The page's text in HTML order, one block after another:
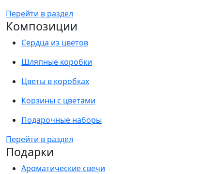
Перейти в раздел
Композиции
Сердца из цветов
Шляпные коробки
Цветы в коробках
Корзины с цветами
Подарочные наборы
Перейти в раздел
Подарки
Ароматические свечи